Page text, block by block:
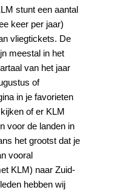
stunt een aantal
keer per jaar)
vliegtickets. De
meestal in het
van het jaar
of
in je favorieten
of er KLM
voor de landen in
het grootst dat je
vooral
KLM) naar Zuid-
hebben wij